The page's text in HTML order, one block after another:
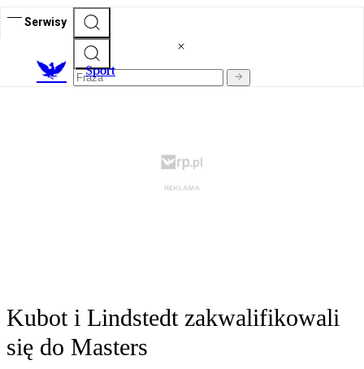
Serwisy
Sport
Kubot i Lindstedt zakwalifikowali
się do Masters